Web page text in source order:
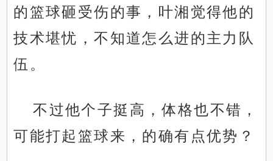
的篮球砸受伤的事，叶湘觉得他的
技术堪忧，不知道怎么进的主力队
伍。
不过他个子挺高，体格也不错，
可能打起篮球来，的确有点优势？